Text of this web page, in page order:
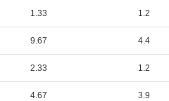
1.33
9.67
2.33
4.67
1.2
4.4
1.2
3.9